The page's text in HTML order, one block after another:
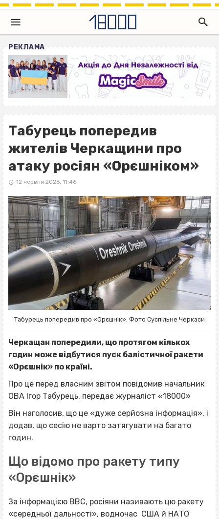
РЕКЛАМА
Табурець попередив
жителів Черкащини про
атаку росіян «Орєшніком»
12 червня 2026, 11:46
Табурець попередив про «Орєшнік». Фото Суспільне Черкаси
Черкащан попередили, що протягом кількох
годин може відбутися пуск балістичної ракети
«Орєшнік» по країні.
Про це перед власним звітом повідомив начальник
ОВА Ігор Табурець, передає журналіст «18000»
Він наголосив, що це «дуже серйозна інформація», і
додав, що сесію не варто затягувати на багато
годин.
Що відомо про ракету типу
«Орєшнік»
За інформацією BBC, росіяни називають цю ракету
«середньої дальності», водночас США й НАТО